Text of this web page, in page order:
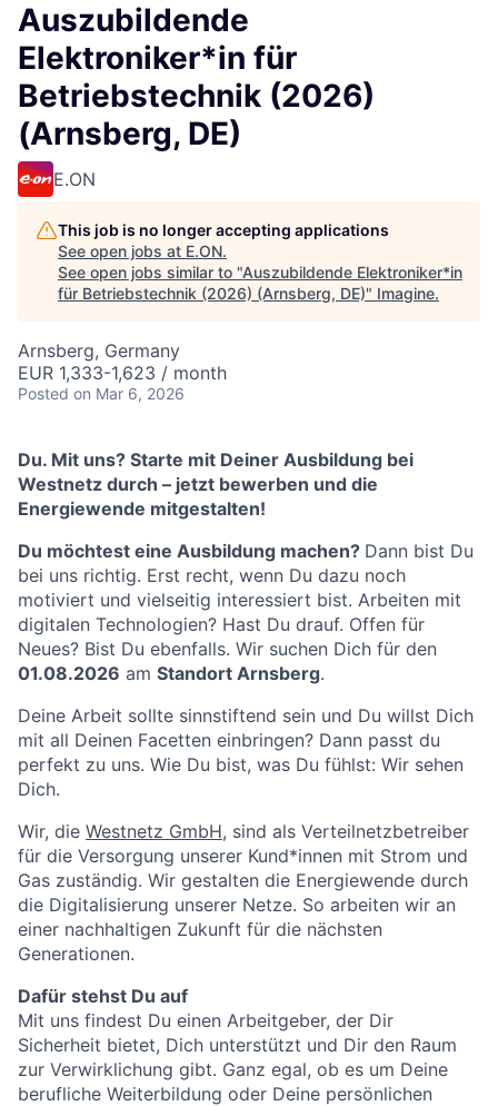
Auszubildende
Elektroniker*in für
Betriebstechnik (2026)
(Arnsberg, DE)
E.ON
This job is no longer accepting applications
See open jobs at E.ON.
See open jobs similar to "Auszubildende Elektroniker*in
für Betriebstechnik (2026) (Arnsberg, DE)" Imagine.
Arnsberg, Germany
EUR 1,333-1,623 / month
Posted on Mar 6, 2026
Du. Mit uns? Starte mit Deiner Ausbildung bei
Westnetz durch – jetzt bewerben und die
Energiewende mitgestalten!
Du möchtest eine Ausbildung machen? Dann bist Du
bei uns richtig. Erst recht, wenn Du dazu noch
motiviert und vielseitig interessiert bist. Arbeiten mit
digitalen Technologien? Hast Du drauf. Offen für
Neues? Bist Du ebenfalls. Wir suchen Dich für den
01.08.2026 am Standort Arnsberg.
Deine Arbeit sollte sinnstiftend sein und Du willst Dich
mit all Deinen Facetten einbringen? Dann passt du
perfekt zu uns. Wie Du bist, was Du fühlst: Wir sehen
Dich.
Wir, die Westnetz GmbH, sind als Verteilnetzbetreiber
für die Versorgung unserer Kund*innen mit Strom und
Gas zuständig. Wir gestalten die Energiewende durch
die Digitalisierung unserer Netze. So arbeiten wir an
einer nachhaltigen Zukunft für die nächsten
Generationen.
Dafür stehst Du auf
Mit uns findest Du einen Arbeitgeber, der Dir
Sicherheit bietet, Dich unterstützt und Dir den Raum
zur Verwirklichung gibt. Ganz egal, ob es um Deine
berufliche Weiterbildung oder Deine persönlichen